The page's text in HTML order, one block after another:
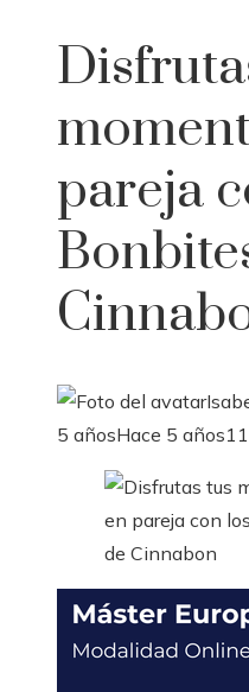
pareja
5 añosHace 5 años